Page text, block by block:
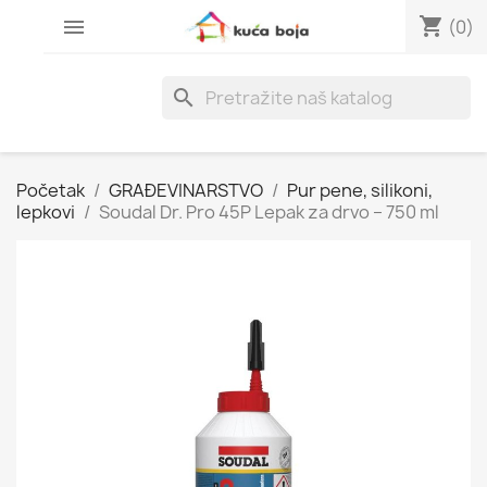
 shopping_cart (0)
search
Početak GRAĐEVINARSTVO
Pur pene, silikoni,
lepkovi
Soudal Dr. Pro 45P Lepak za drvo – 750 ml